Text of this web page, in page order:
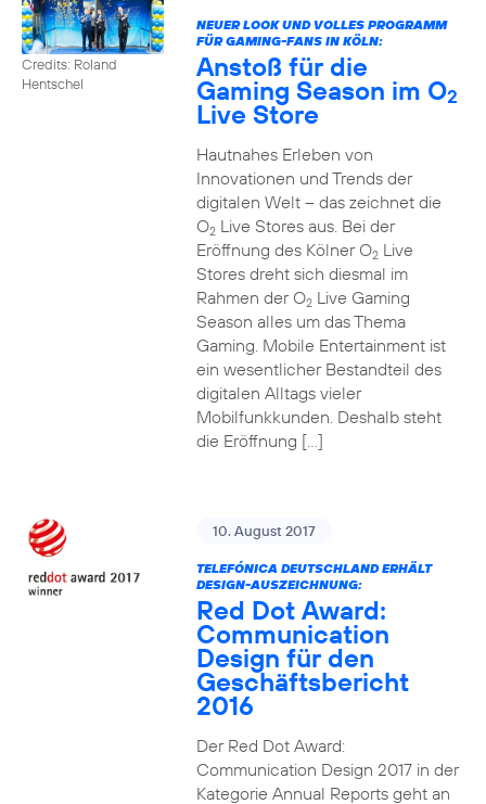
Credits: Roland
Hentschel
NEUER LOOK UND VOLLES PROGRAMM
FÜR GAMING-FANS IN KÖLN:
Anstoß für die
Gaming Season im O2
Live Store
Hautnahes Erleben von
Innovationen und Trends der
digitalen Welt – das zeichnet die
O2Live Stores aus. Bei der
Eröffnung des Kölner O2Live
Stores dreht sich diesmal im
Rahmen der O2Live Gaming
Season alles um das Thema
Gaming. Mobile Entertainment ist
ein wesentlicher Bestandteil des
digitalen Alltags vieler
Mobilfunkkunden. Deshalb steht
die Eröffnung […]
10. August 2017
TELEFÓNICA DEUTSCHLAND ERHÄLT
DESIGN-AUSZEICHNUNG:
Red Dot Award:
Communication
Design für den
Geschäftsbericht
2016
Der Red Dot Award:
Communication Design 2017 in der
Kategorie Annual Reports geht an